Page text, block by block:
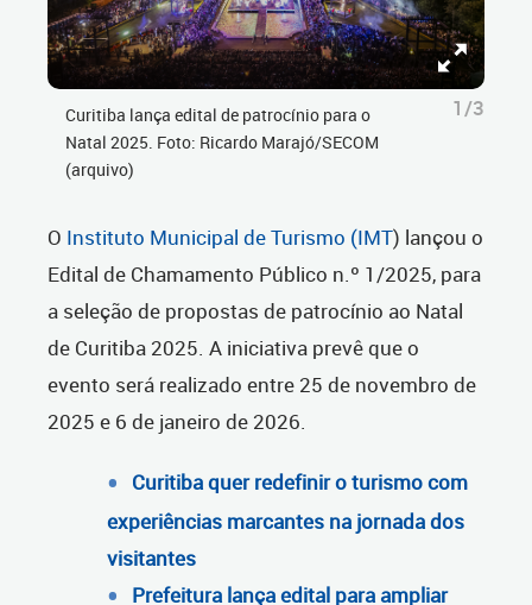
Curitiba lança edital de patrocínio para o
Natal 2025. Foto: Ricardo Marajó/SECOM
(arquivo)
1/3
O Instituto Municipal de Turismo (IMT) lançou o
Edital de Chamamento Público n.º 1/2025, para
a seleção de propostas de patrocínio ao Natal
de Curitiba 2025. A iniciativa prevê que o
evento será realizado entre 25 de novembro de
2025 e 6 de janeiro de 2026.
Curitiba quer redefinir o turismo com
experiências marcantes na jornada dos
visitantes
Prefeitura lança edital para ampliar